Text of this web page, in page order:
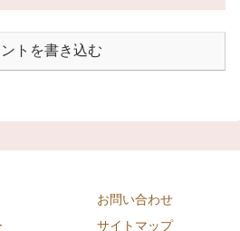
トを書き込む
お問い合わせ
サイトマップ